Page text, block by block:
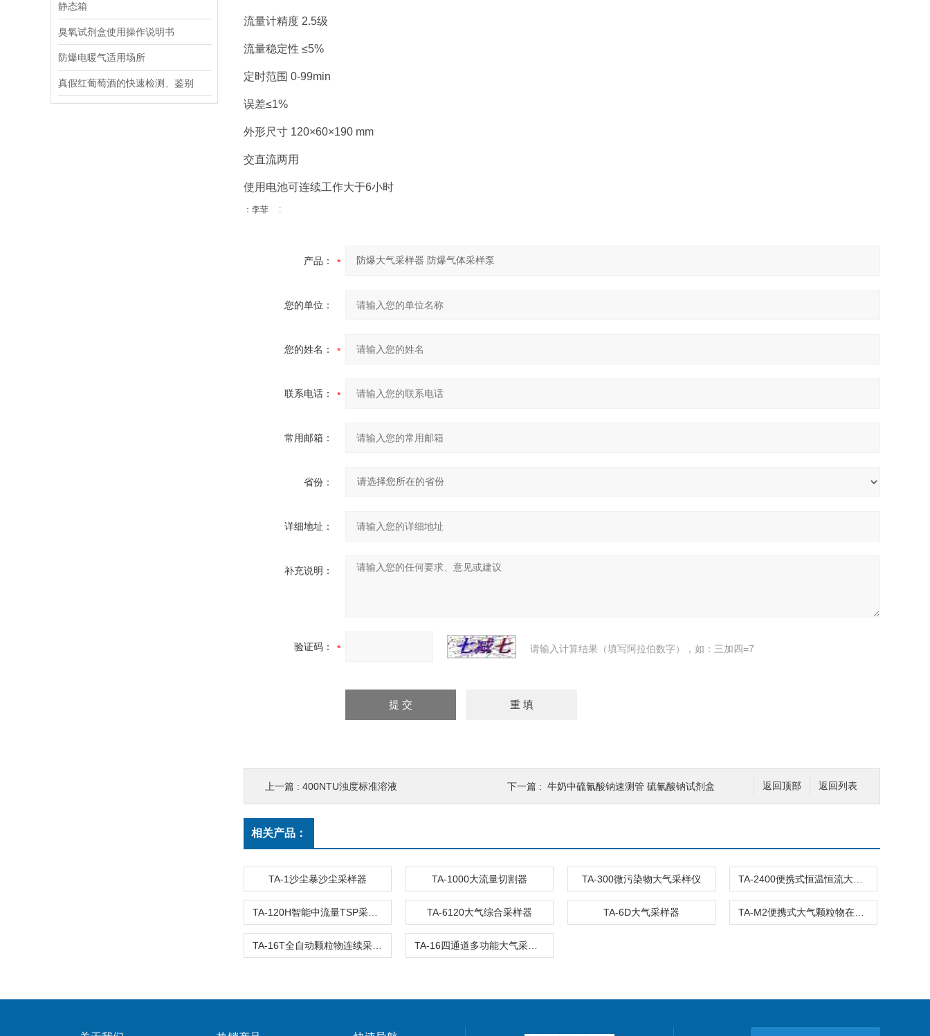
静态箱
臭氧试剂盒使用操作说明书
防爆电暖气适用场所
真假红葡萄酒的快速检测、鉴别
流量计精度 2.5级
流量稳定性 ≤5%
定时范围 0-99min
误差≤1%
外形尺寸 120×60×190 mm
交直流两用
使用电池可连续工作大于6小时
：李菲 :
产品：
您的单位：
您的姓名：
联系电话：
常用邮箱：
省份：
详细地址：
补充说明：
验证码： 请输入计算结果（填写阿拉伯数字），如：三加四=7
返回列表
返回顶部
上一篇 : 400NTU浊度标准溶液 下一篇 : 牛奶中硫氰酸钠速测管 硫氰酸钠试剂盒
相关产品：
TA-1沙尘暴沙尘采样器 TA-1000大流量切割器 TA-300微污染物大气采样仪
TA-6120大气综合采样器 TA-6D大气采样器